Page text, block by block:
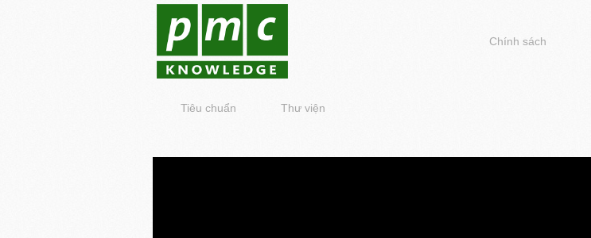
Chính sách
Tiêu chuẩn Thư viện